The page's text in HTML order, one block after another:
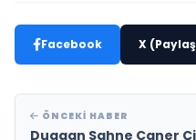
Facebook X
ÖNCEKI HABER
Duqqan Sahne Caner